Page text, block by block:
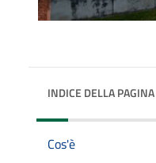
INDICE DELLA PAGINA
Cos'è